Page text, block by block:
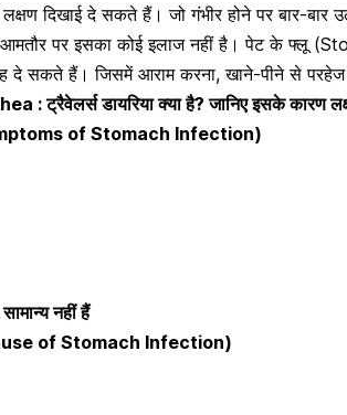
दिखाई दे सकते हैं। जो गंभीर होने पर बार-बार
आमतौर पर इसका कोई इलाज नहीं है। पेट के फ्लू
दे सकते हैं। जिसमें आराम करना, खाने-पीने से परहेज
: ट्रैवेलर्स डायरिया क्या है? जानिए इसके कारण
of Stomach Infection)
नहीं हैं
of Stomach Infection)